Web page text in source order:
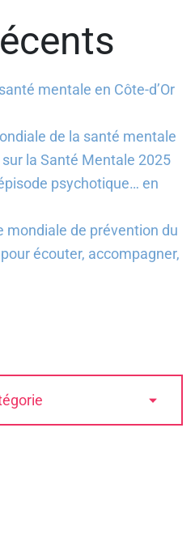
mentale en Côte-d’Or
de la santé mentale
la Santé Mentale 2025
psychotique… en
de prévention du
écouter, accompagner,